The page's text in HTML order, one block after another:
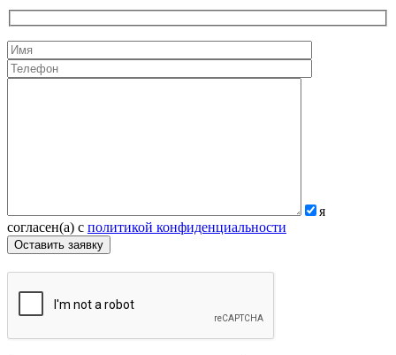
я
согласен(а) с политикой конфиденциальности